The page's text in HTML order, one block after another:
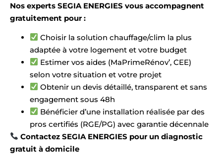
Nos experts SEGIA ENERGIES vous accompagnent
gratuitement pour :
Choisir la solution chauffage/clim la plus
adaptée à votre logement et votre budget
Estimer vos aides (MaPrimeRénov’, CEE)
selon votre situation et votre projet
Obtenir un devis détaillé, transparent et sans
engagement sous 48h
Bénéficier d’une installation réalisée par des
pros certifiés (RGE/PG) avec garantie décennale
Contactez SEGIA ENERGIES pour un diagnostic
gratuit à domicile